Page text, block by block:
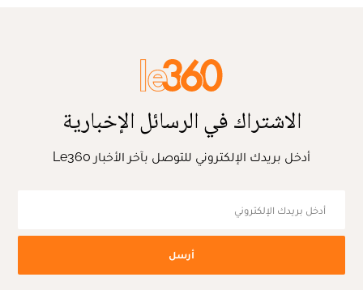
الاشتراك في الرسائل الإخبارية
أدخل بريدك الإلكتروني للتوصل بآخر الأخبار Le360
أرسل